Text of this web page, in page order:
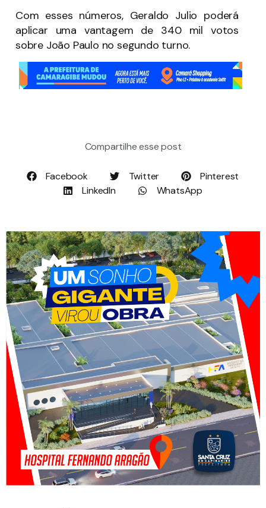
Com esses números, Geraldo Julio poderá
aplicar uma vantagem de 340 mil votos
sobre João Paulo no segundo turno.
Compartilhe esse post
Facebook Twitter
Pinterest
LinkedIn
WhatsApp